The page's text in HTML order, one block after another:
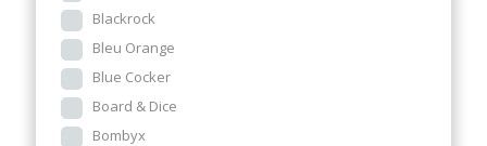
Blackrock
Bleu Orange
Blue Cocker
Board & Dice
Bombyx